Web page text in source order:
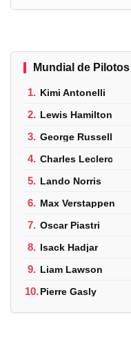
Mundial de Pilotos
1. Kimi Antonelli
2. Lewis Hamilton
3. George Russell
4. Charles Leclerc
5. Lando Norris
6. Max Verstappen
7. Oscar Piastri
8. Isack Hadjar
9. Liam Lawson
10.Pierre Gasly